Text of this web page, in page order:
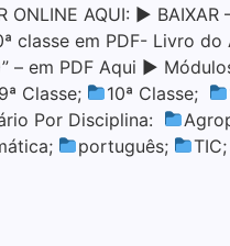
AQUI: ▶ BAIXAR
classe em PDF- Livro do
– em PDF Aqui ▶
9ª Classe; 10ª Classe;
Por Disciplina:
português; TIC;